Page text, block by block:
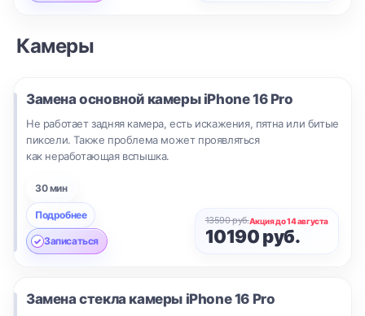
Камеры
Замена основной камеры iPhone 16 Pro
Не работает задняя камера, есть искажения, пятна или битые
пиксели. Также проблема может проявляться
как неработающая вспышка.
30 мин
Подробнее
Записаться
13590 руб.Акция до 14 августа
10190 руб.
Замена стекла камеры iPhone 16 Pro